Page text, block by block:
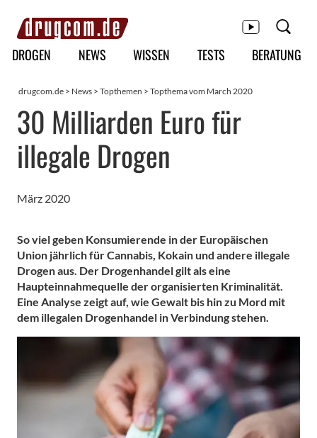
Hauptmenü
DROGEN NEWS WISSEN TESTS BERATUNG
drugcom.de > News > Topthemen > Topthema vom March 2020
30 Milliarden Euro für
illegale Drogen
März 2020
So viel geben Konsumierende in der Europäischen
Union jährlich für Cannabis, Kokain und andere illegale
Drogen aus. Der Drogenhandel gilt als eine
Haupteinnahmequelle der organisierten Kriminalität.
Eine Analyse zeigt auf, wie Gewalt bis hin zu Mord mit
dem illegalen Drogenhandel in Verbindung stehen.